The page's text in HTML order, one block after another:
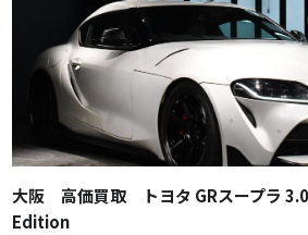
大阪 高価買取 トヨタ GRスープラ
Edition